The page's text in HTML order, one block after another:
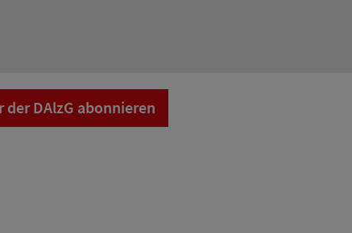
der DAlzG abonnieren